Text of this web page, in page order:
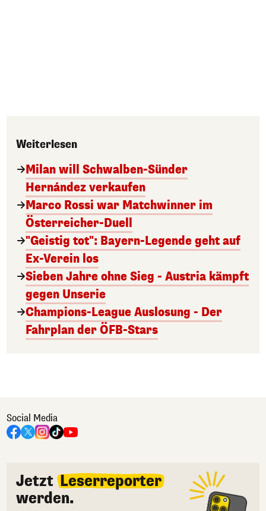
Weiterlesen
Milan will Schwalben-Sünder
Hernández verkaufen
Marco Rossi war Matchwinner im
Österreicher-Duell
"Geistig tot": Bayern-Legende geht auf
Ex-Verein los
Sieben Jahre ohne Sieg - Austria kämpft
gegen Unserie
Champions-League Auslosung - Der
Fahrplan der ÖFB-Stars
Social Media
Jetzt Leserreporter
werden.